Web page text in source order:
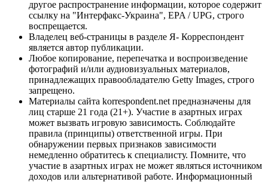
другое распространение информации, которое содержит
ссылку на "Интерфакс-Украина", EPA / UPG, строго
воспрещается.
Владелец веб-страницы в разделе Я- Корреспондент
является автор публикации.
Любое копирование, перепечатка и воспроизведение
фотографий и/или аудиовизуальных материалов,
принадлежащих правообладателю Getty Images, строго
запрещено.
Материалы сайта korrespondent.net предназначены для
лиц старше 21 года (21+). Участие в азартных играх
может вызвать игровую зависимость. Соблюдайте
правила (принципы) ответственной игры. При
обнаружении первых признаков зависимости
немедленно обратитесь к специалисту. Помните, что
участие в азартных играх не может являться источником
доходов или альтернативой работе. Информационный